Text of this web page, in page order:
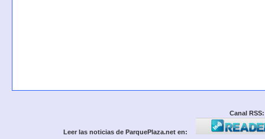
Canal RSS:
Leer las noticias de ParquePlaza.net en: